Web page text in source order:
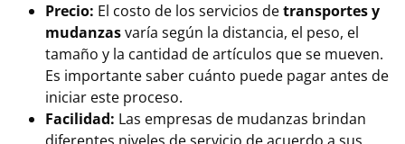
Precio: El costo de los servicios detransportes y
mudanzasvaría según la distancia, el peso, el
tamaño y la cantidad de artículos que se mueven.
Es importante saber cuánto puede pagar antes de
iniciar este proceso.
Facilidad: Las empresas de mudanzas brindan